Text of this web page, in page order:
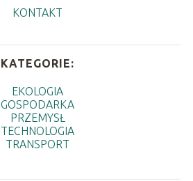
KONTAKT
KATEGORIE:
EKOLOGIA
GOSPODARKA
PRZEMYSŁ
TECHNOLOGIA
TRANSPORT